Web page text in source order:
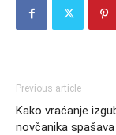
Previous article
Kako vraćanje
novčanika